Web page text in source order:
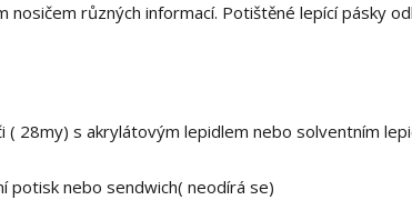
různých informací. Potištěné lepící pásky
( 28my) s akrylátovým lepidlem nebo solventním
potisk nebo sendwich( neodírá se)